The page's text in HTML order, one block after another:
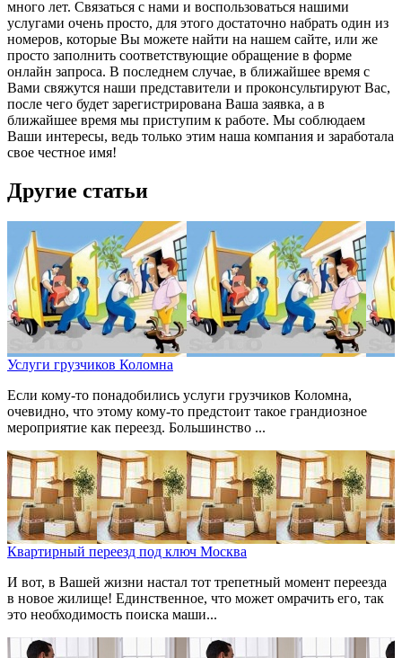
много лет. Связаться с нами и воспользоваться нашими
услугами очень просто, для этого достаточно набрать один из
номеров, которые Вы можете найти на нашем сайте, или же
просто заполнить соответствующие обращение в форме
онлайн запроса. В последнем случае, в ближайшее время с
Вами свяжутся наши представители и проконсультируют Вас,
после чего будет зарегистрирована Ваша заявка, а в
ближайшее время мы приступим к работе. Мы соблюдаем
Ваши интересы, ведь только этим наша компания и заработала
свое честное имя!
Другие статьи
Услуги грузчиков Коломна
Если кому-то понадобились услуги грузчиков Коломна,
очевидно, что этому кому-то предстоит такое грандиозное
мероприятие как переезд. Большинство ...
Квартирный переезд под ключ Москва
И вот, в Вашей жизни настал тот трепетный момент переезда
в новое жилище! Единственное, что может омрачить его, так
это необходимость поиска маши...